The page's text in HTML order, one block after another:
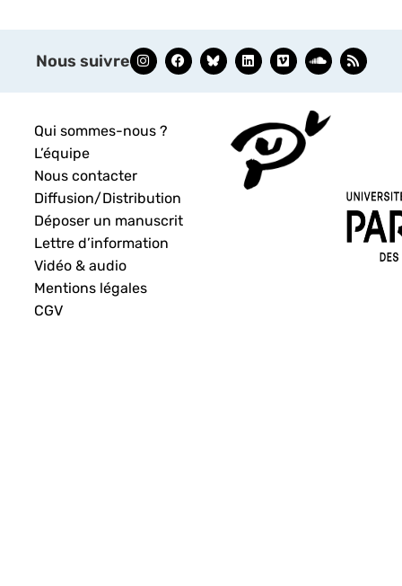
Nous suivre
Qui sommes-nous ?
L’équipe
Nous contacter
Diffusion/Distribution
Déposer un manuscrit
Lettre d’information
Vidéo & audio
Mentions légales
CGV